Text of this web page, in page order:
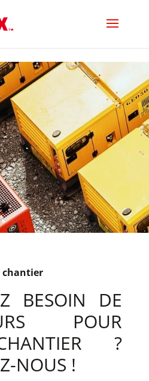
chantier
BESOIN DE
POUR
?
NOUS !